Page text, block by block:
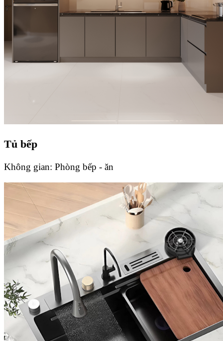
Tủ bếp
Không gian: Phòng bếp - ăn